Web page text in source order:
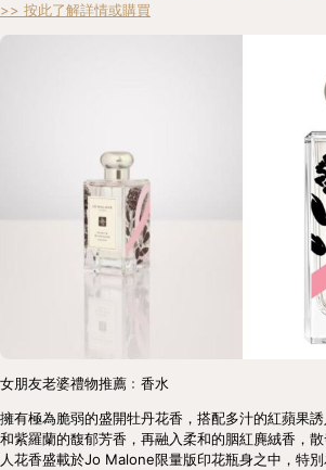
>> 按此了解詳情或購買
女朋友老婆禮物推薦﹕香水
擁有極為脆弱的盛開牡丹花香，搭配多汁的紅蘋果
和紫羅蘭的馥郁芳香，再融入柔和的胭紅麂絨香，
人花香盛載於Jo Malone限量版印花瓶身之中，特別